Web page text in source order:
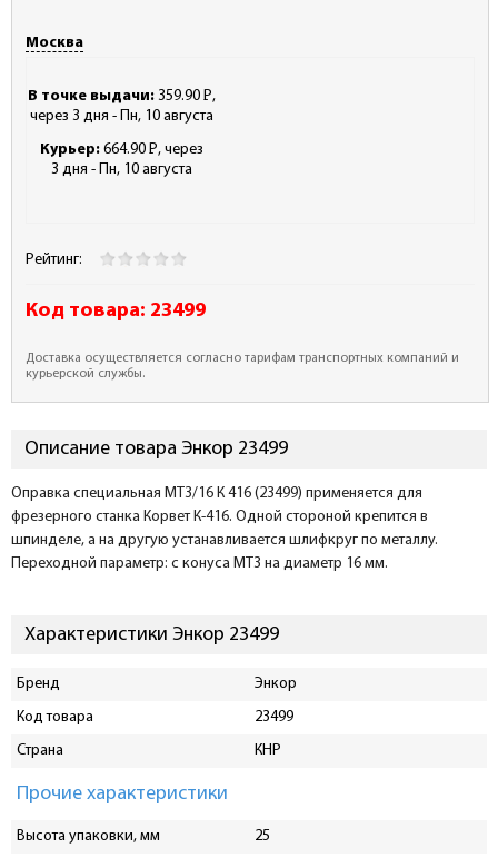
Москва
В точке выдачи: 359.90 Р
- ,
через 3 дня - Пн, 10 августа
Курьер: 664.90 Р
- , через
3 дня - Пн, 10 августа
Рейтинг:
Код товара: 23499
Доставка осуществляется согласно тарифам транспортных компаний и
курьерской службы.
Описание товара Энкор 23499
Оправка специальная МТ3/16 К 416 (23499) применяется для
фрезерного станка Корвет К-416. Одной стороной крепится в
шпинделе, а на другую устанавливается шлифкруг по металлу.
Переходной параметр: с конуса МТ3 на диаметр 16 мм.
Характеристики Энкор 23499
Бренд
Энкор
Код товара
23499
Страна
КНР
Прочие характеристики
Высота упаковки, мм
25